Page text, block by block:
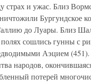
страх и ужас. Близ
Бургундское
до Луары. Близ
полях сошлись гунны с
Аэцием (451).
народов,
потерей